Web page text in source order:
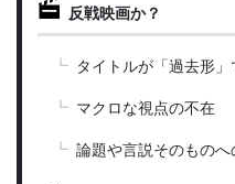
反戦映画か？
タイトルが「過去形
マクロな視点の不在
論題や言説そのもの